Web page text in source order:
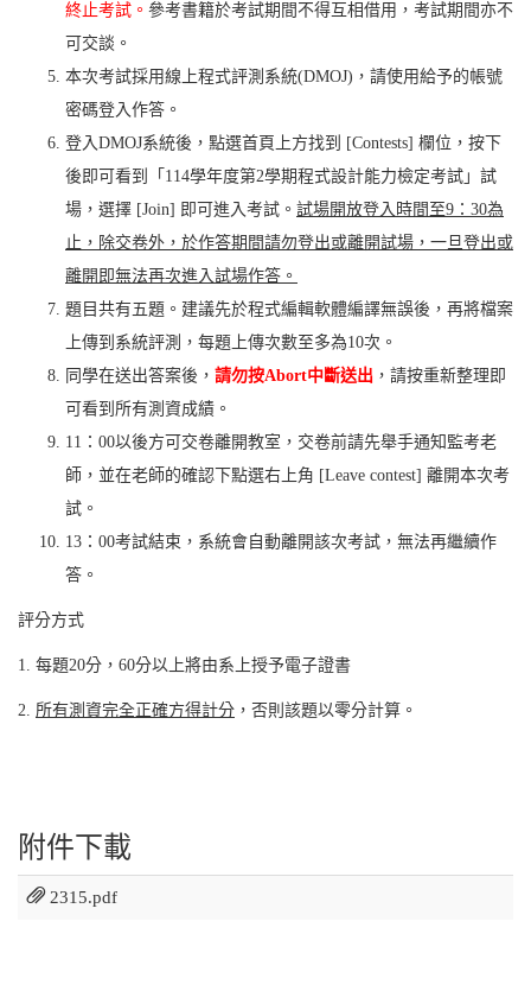
終止考試。 參考書籍於考試期間不得互相借用，考試期間亦不
可交談。
本次考試採用線上程式評測系統(DMOJ)，請使用給予的帳號
密碼登入作答。
登入DMOJ系統後，點選首頁上方找到 [Contests] 欄位，按下
後即可看到「114學年度第2學期程式設計能力檢定考試」試
場，選擇 [Join] 即可進入考試。 試場開放登入時間至9 ： 30為
止，除交卷外，於作答期間請勿登出或離開試場，一旦登出或
離開即無法再次進入試場作答。
題目共有五題。建議先於程式編輯軟體編譯無誤後，再將檔案
上傳到系統評測，每題上傳次數至多為10次。
同學在送出答案後， 請勿按Abort中斷送出 ，請按重新整理即
可看到所有測資成績。
11：00以後方可交卷離開教室，交卷前請先舉手通知監考老
師，並在老師的確認下點選右上角 [Leave contest] 離開本次考
試。
13：00考試結束，系統會自動離開該次考試，無法再繼續作
答。
評分方式
1. 每題20分，60分以上將由系上授予電子證書
2. 所有測資完全正確方得計分 ，否則該題以零分計算。
附件下載
2315.pdf